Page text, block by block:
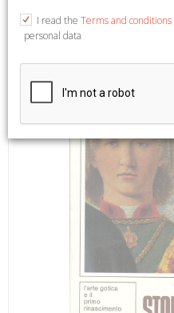
20x26,5.I read the Terms and conditions
personal data